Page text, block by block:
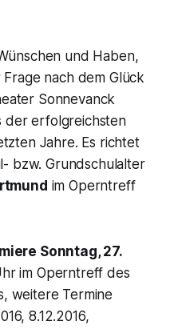
und Haben,
nach dem Glück
Sonnevanck
der erfolgreichsten
Jahre. Es richtet
bzw. Grundschulalter
im Operntreff
Sonntag, 27.
im Operntreff des
weitere Termine
8.12.2016,